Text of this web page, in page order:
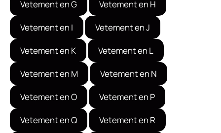
Vetement en G Vetement en H
Vetement en I Vetement en J
Vetement en K Vetement en L
Vetement en M Vetement en N
Vetement en O Vetement en P
Vetement en Q Vetement en R